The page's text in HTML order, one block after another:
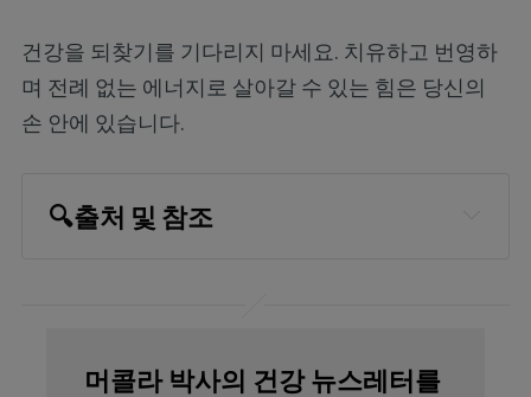
건강을 되찾기를 기다리지 마세요. 치유하고 번영하
며 전례 없는 에너지로 살아갈 수 있는 힘은 당신의
손 안에 있습니다.
🔍출처 및 참조
Americans Eat Organic
머콜라 박사의 건강 뉴스레터를